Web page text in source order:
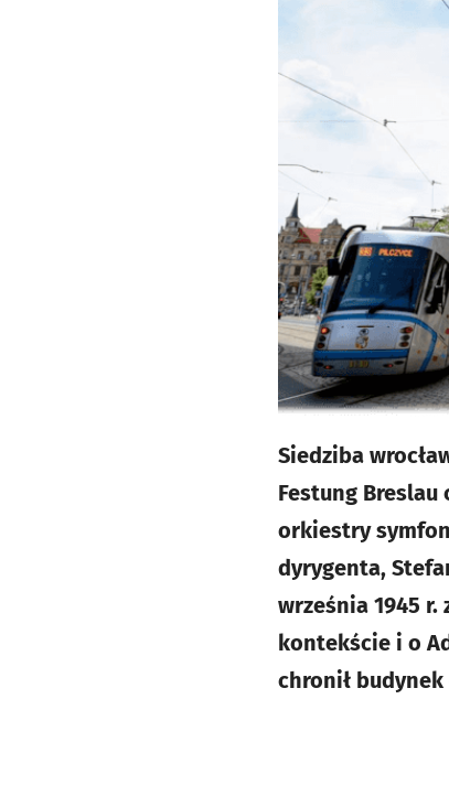
Siedziba
Festung
orkiestry
dyrygenta,
września 1945
kontekście i o
chronił